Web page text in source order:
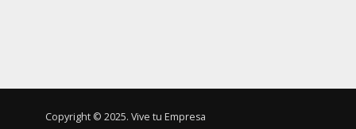
Copyright © 2025. Vive tu Empresa